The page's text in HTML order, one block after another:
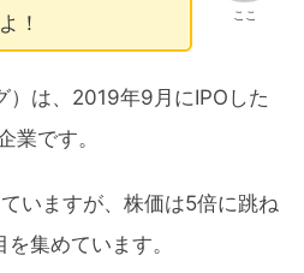
ここ
！
は、2019年9月にIPOした
業です。
いますが、株価は5倍に跳ね
集めています。